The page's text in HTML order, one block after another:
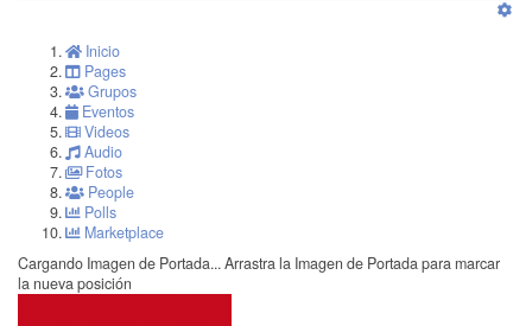
Inicio
Pages
Grupos
Eventos
Videos
Audio
Fotos
People
Polls
Marketplace
Cargando Imagen de Portada... Arrastra la Imagen de Portada para marcar
la nueva posición